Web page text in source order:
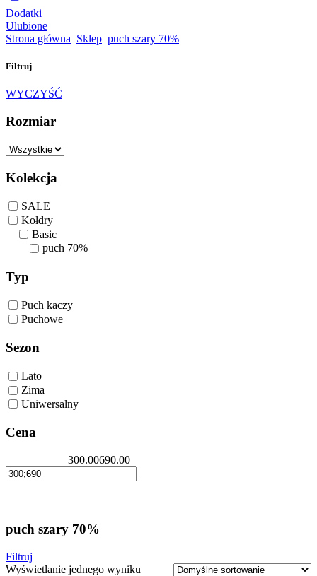
Dodatki
Ulubione
Strona główna Sklep puch szary 70%
Filtruj
WYCZYŚĆ
Rozmiar
Kolekcja
SALE
Kołdry
Basic
puch 70%
Typ
Puch kaczy
Puchowe
Sezon
Lato
Zima
Uniwersalny
Cena
300.00690.00
puch szary 70%
Filtruj
Wyświetlanie jednego wyniku